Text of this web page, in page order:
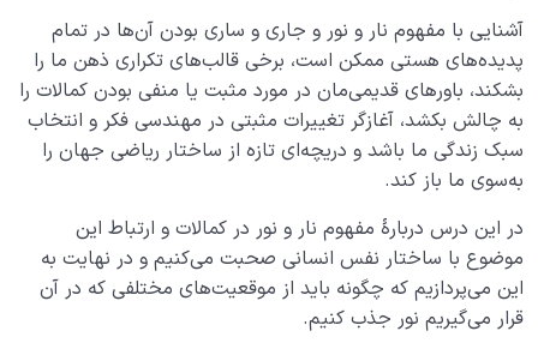
وسعت آخرت در برابر دنیا از چه قاعده‌ای پیروی می‌کند؟
رابطه دنیا با آخرت، رابطه‌ای ناشناخته که قدر آن را نمی‌دانیم
درک عظمت آخرت؛ چگونه بزرگی آخرت بر رفتار ما در دنیا اثر
می‌ گذارد؟
جنین است
شناخت و آگاهی؛ بال‌هایی برای پرواز در آسمان انسانیت
نقش و جایگاه تدبیر در رحم مادر و عالم دنیا کجاست؟
آشنایی با مفهوم نار و نور و جاری و ساری بودن آن‌ها در تمام
پدیده‌های هستی ممکن است، برخی قالب‌های تکراری ذهن ما را
بشکند، باورهای قدیمی‌مان در مورد مثبت یا منفی بودن کمالات را
به چالش بکشد، آغازگر تغییرات مثبتی در مهندسی فکر و انتخاب
سبک زندگی ما باشد و دریچه‌ای تازه از ساختار ریاضی جهان را
به‌سوی ما باز کند.
در این درس دربارۀ مفهوم نار و نور در کمالات و ارتباط این
موضوع با ساختار نفس انسانی صحبت می‌کنیم و در نهایت به
این می‌پردازیم که چگونه باید از موقعیت‌های مختلفی که در آن
قرار می‌گیریم نور جذب کنیم.